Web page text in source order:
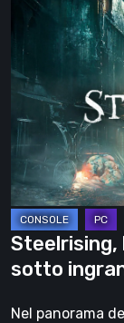
recensione:
rivoluzione
sotto
ingranaggi
Steelrising,
sotto
Nel panorama